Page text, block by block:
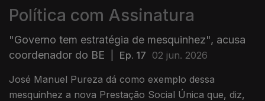
Política com Assinatura
"Governo tem estratégia de mesquinhez", acusa
coordenador do BE
Ep. 17 02 jun. 2026
José Manuel Pureza dá como exemplo dessa
mesquinhez a nova Prestação Social Única que, diz,